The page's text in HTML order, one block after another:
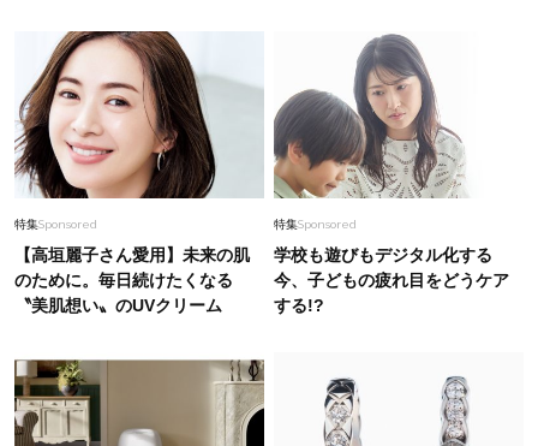
特集Sponsored
【高垣麗子さん愛用】未来の肌
のために。毎日続けたくなる
〝美肌想い〟のUVクリーム
特集Sponsored
学校も遊びもデジタル化する
今、子どもの疲れ目をどうケア
する!?